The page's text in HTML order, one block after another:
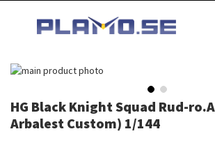
INNEHÅLLET
HG Black Knight Squad Rud-
Arbalest Custom) 1/144
Hoppa
av
bildgalleriet
Hoppa
till
början